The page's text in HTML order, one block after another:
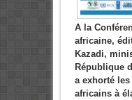
A la
africaine,
Kazadi,
République
a exhorté
africains à